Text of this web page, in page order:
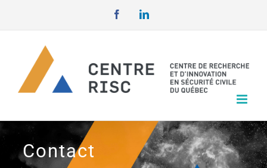
au
FacebookLinkedIn
Contact